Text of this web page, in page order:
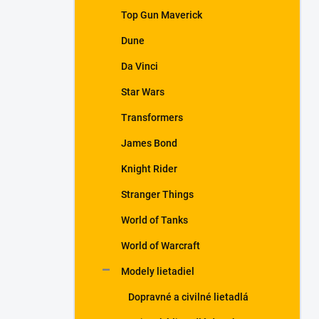
Top Gun Maverick
Dune
Da Vinci
Star Wars
Transformers
James Bond
Knight Rider
Stranger Things
World of Tanks
World of Warcraft
Modely lietadiel
Dopravné a civilné lietadlá